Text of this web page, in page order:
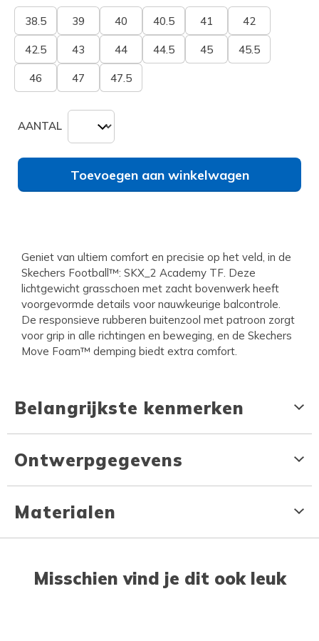
38.5 39 40 40.5 41 42
42.5 43 44 44.5 45 45.5
46 47 47.5
AANTAL
Toevoegen aan winkelwagen
Geniet van ultiem comfort en precisie op het veld, in de
Skechers Football™: SKX_2 Academy TF. Deze
lichtgewicht grasschoen met zacht bovenwerk heeft
voorgevormde details voor nauwkeurige balcontrole.
De responsieve rubberen buitenzool met patroon zorgt
voor grip in alle richtingen en beweging, en de Skechers
Move Foam™ demping biedt extra comfort.
Belangrijkste kenmerken
Ontwerpgegevens
Materialen
Misschien vind je dit ook leuk